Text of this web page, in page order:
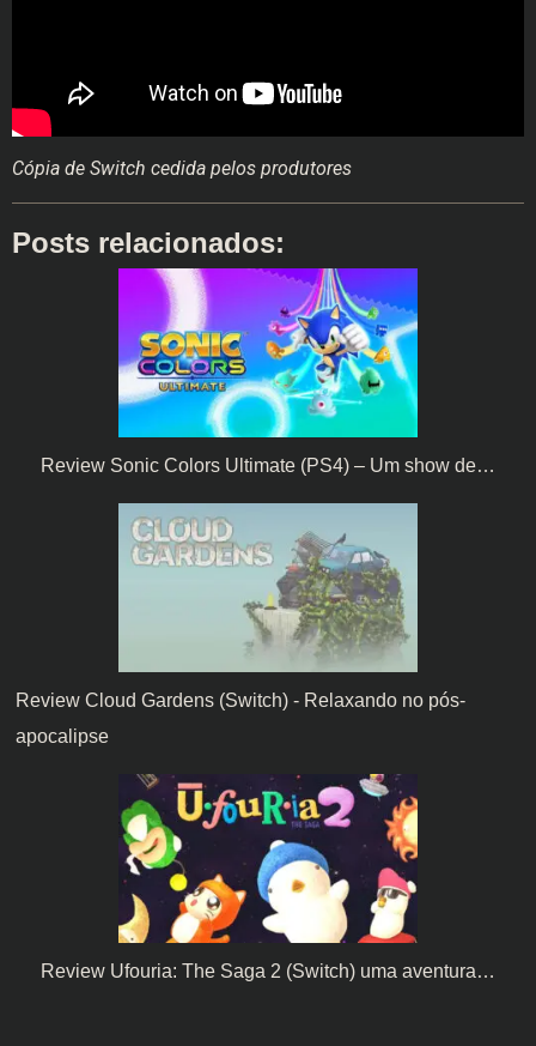
Cópia de Switch cedida pelos produtores
Posts relacionados:
Review Sonic Colors Ultimate (PS4) – Um show de…
Review Cloud Gardens (Switch) - Relaxando no pós-
apocalipse
Review Ufouria: The Saga 2 (Switch) uma aventura…